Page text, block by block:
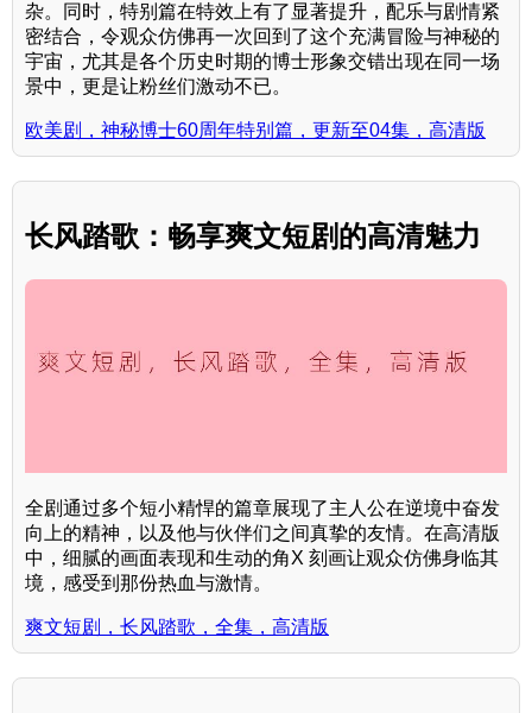
杂。同时，特别篇在特效上有了显著提升，配乐与剧情紧
密结合，令观众仿佛再一次回到了这个充满冒险与神秘的
宇宙，尤其是各个历史时期的博士形象交错出现在同一场
景中，更是让粉丝们激动不已。
欧美剧，神秘博士60周年特别篇，更新至04集，高清版
长风踏歌：畅享爽文短剧的高清魅力
全剧通过多个短小精悍的篇章展现了主人公在逆境中奋发
向上的精神，以及他与伙伴们之间真挚的友情。在高清版
中，细腻的画面表现和生动的角X 刻画让观众仿佛身临其
境，感受到那份热血与激情。
爽文短剧，长风踏歌，全集，高清版